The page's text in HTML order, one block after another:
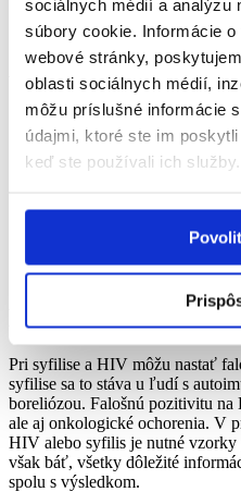
sociálnych médií a analýzu
súbory cookie. Informácie
webové stránky,
oblasti sociálnych médií,
môžu príslušné informácie
údajmi, ktoré ste im
keď ste používali ich služby.
Spolu s výsledkom
Ako odobrať
Zabezpečte si sterilnú
ml. Kúpite ju v akejkoľvek
Moč odoberte v deň
môžete uchovať v
je pre účely testu najlepší,
aspoň 2 hodiny pred
Mali by ste vedieť...
Pri syfilise a HIV môžu nastať
syfilise sa to stáva u ľudí s
boreliózou. Falošnú pozitivitu
ale aj onkologické ochorenia. V
HIV alebo syfilis je nutné vzorky
však báť, všetky dôležité
spolu s výsledkom.